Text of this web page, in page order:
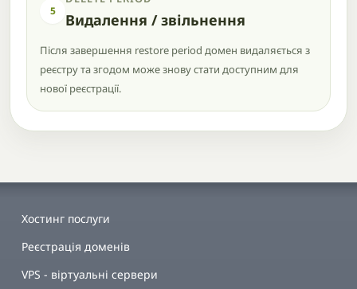
5 Видалення / звільнення
Після завершення restore period домен видаляється з
реєстру та згодом може знову стати доступним для
нової реєстрації.
Хостинг послуги
Реєстрація доменів
VPS - віртуальні сервери